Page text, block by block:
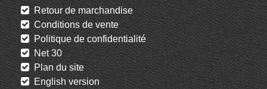
Retour de marchandise
Conditions de vente
Politique de confidentialité
Net 30
Plan du site
English version